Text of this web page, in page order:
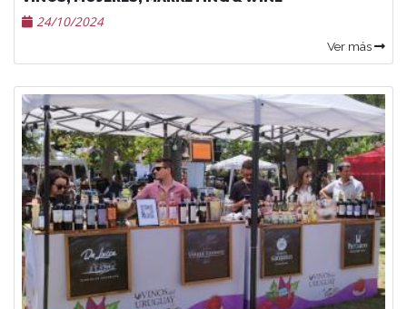
24/10/2024
Ver más